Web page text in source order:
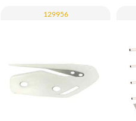
129956